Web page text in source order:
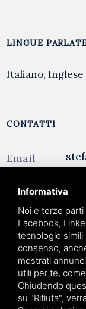
LINGUE
Italiano, Inglese
CONTATTI
Email
language IT
Informativa
Noi e terze
Facebook,
tecnologie
consenso,
mostrati
utili per te,
Chiudendo
su "Rifiuta",